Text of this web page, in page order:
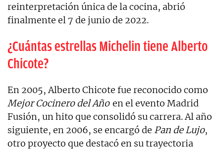
reinterpretación única de la cocina, abrió
finalmente el 7 de junio de 2022.
¿Cuántas estrellas Michelin tiene Alberto
Chicote?
En 2005, Alberto Chicote fue reconocido como
Mejor Cocinero del Año en el evento Madrid
Fusión, un hito que consolidó su carrera. Al año
siguiente, en 2006, se encargó de Pan de Lujo,
otro proyecto que destacó en su trayectoria